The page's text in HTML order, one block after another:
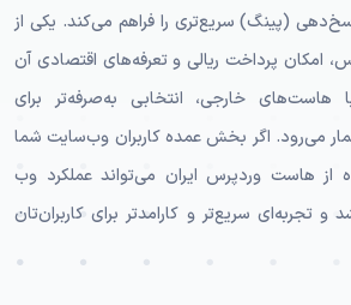
(پینگ) سریع‌تری را فراهم می‌کند. یکی از
امکان پرداخت ریالی و تعرفه‌های اقتصادی آن
خارجی، انتخابی به‌صرفه‌تر برای
می‌رود. اگر بخش عمده کاربران وب‌سایت شما
از هاست وردپرس ایران می‌تواند عملکرد وب
تجربه‌ای سریع‌تر و کارامدتر برای کاربران‌تان